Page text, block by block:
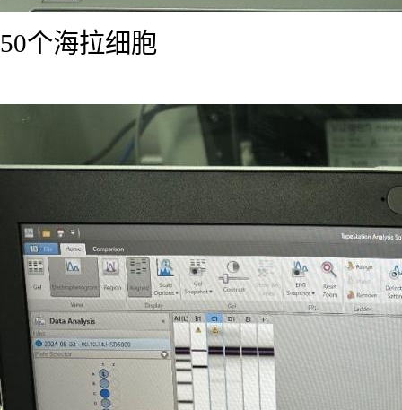
50个海拉细胞